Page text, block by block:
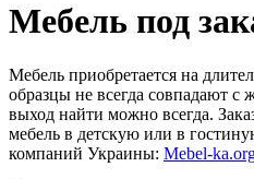
Мебель под
Мебель приобретается на
образцы не всегда совпадают с
выход найти можно всегда.
мебель в детскую или в
компаний Украины: Mebel-